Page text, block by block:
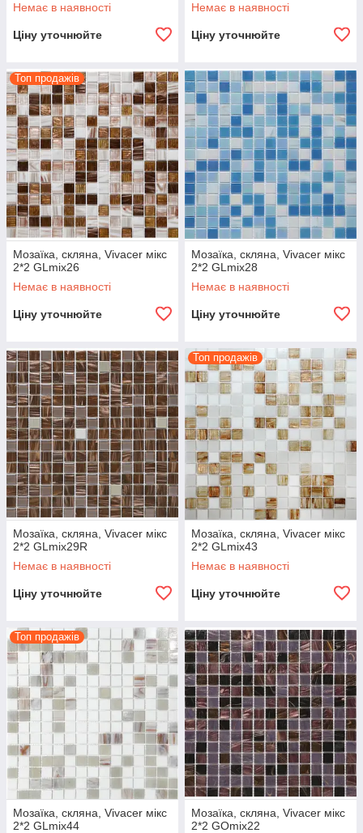
Немає в наявності
Ціну уточнюйте
Немає в наявності
Ціну уточнюйте
Топ продажів
Мозаїка, скляна, Vivacer мікс
2*2 GLmix26
Немає в наявності
Ціну уточнюйте
Мозаїка, скляна, Vivacer мікс
2*2 GLmix28
Немає в наявності
Ціну уточнюйте
Мозаїка, скляна, Vivacer мікс
2*2 GLmix29R
Немає в наявності
Ціну уточнюйте
Топ продажів
Мозаїка, скляна, Vivacer мікс
2*2 GLmix43
Немає в наявності
Ціну уточнюйте
Топ продажів
Мозаїка, скляна, Vivacer мікс
2*2 GLmix44
Мозаїка, скляна, Vivacer мікс
2*2 GOmix22